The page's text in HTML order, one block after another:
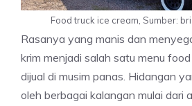
Food truck ice cream, Sumber:
Rasanya yang manis dan
krim menjadi salah satu menu
dijual di musim panas. Hidangan
oleh berbagai kalangan mulai dari